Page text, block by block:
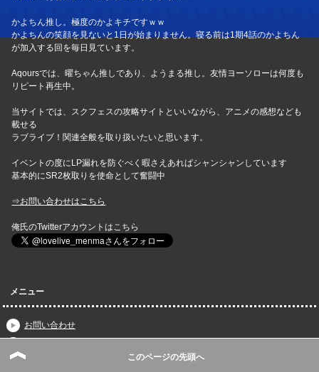
かよちん推し。極度のかよキチですｗｗ
かよちんの笑顔を見ないと1日が始まりません。寝る前は1期4話のかよちん
が加入する回を毎日見ています。
Aqoursでは、曜ちゃん推しであり、ようまる推し。友情ヨーソローは何度も
リピート再生中。
当サイトでは、スクフェスの攻略サイトといいながら、アニメの感想なども
載せる
ラブライブ！関連全般を取り扱いたいと思います。
イベントの度にLP漏れを防ぐべく暇さえあればシャンシャンしています
基本的にSR2枚取りを使命として奮闘中
⇒お問い合わせはこちら
俺氏のTwitterアカウントはこちら
メニュー
お問い合わせ
スクフェス速報｜ラブライブ！サンシャイン!!攻略まとめwikiの目次
このページの先頭へ